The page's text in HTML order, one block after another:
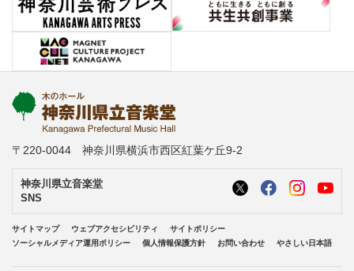
〒220-0044 神奈川県横浜市西区紅葉ケ丘9-2
神奈川県立音楽堂
SNS
サイトマップ ウェブアクセシビリティ
サイトポリシー
ソーシャルメディア運用ポリシー
個人情報保護方針 お問い合わせ やさしい日本語